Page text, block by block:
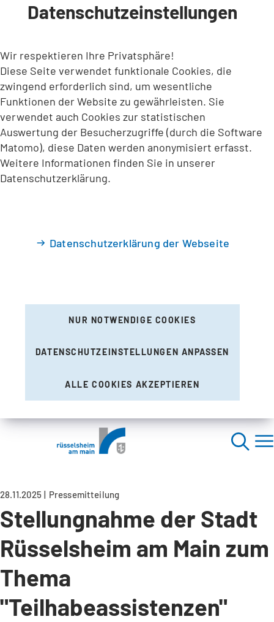
INHALT ANSPRINGEN
Datenschutzeinstellungen
Wir respektieren Ihre Privatsphäre!
Diese Seite verwendet funktionale Cookies, die
zwingend erforderlich sind, um wesentliche
Funktionen der Website zu gewährleisten. Sie
verwendet auch Cookies zur statistischen
Auswertung der Besucherzugriffe (durch die Software
Matomo), diese Daten werden anonymisiert erfasst.
Weitere Informationen finden Sie in unserer
Datenschutzerklärung.
Datenschutzerklärung der Webseite
NUR NOTWENDIGE COOKIES
DATENSCHUTZEINSTELLUNGEN ANPASSEN
ALLE COOKIES AKZEPTIEREN
28.11.2025 Pressemitteilung
Stellungnahme der Stadt
Rüsselsheim am Main zum
Thema
"Teilhabeassistenzen"